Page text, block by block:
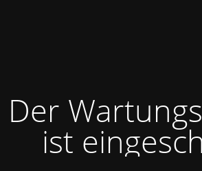
Der
ist